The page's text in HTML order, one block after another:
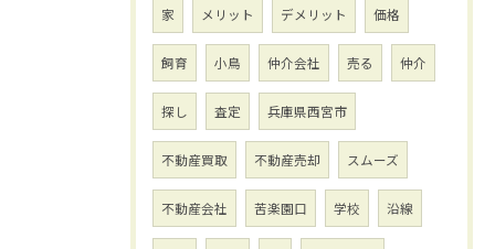
家 メリット デメリット 価格
飼育 小鳥 仲介会社 売る 仲介
探し 査定 兵庫県西宮市
不動産買取 不動産売却 スムーズ
不動産会社 苦楽園口 学校 沿線